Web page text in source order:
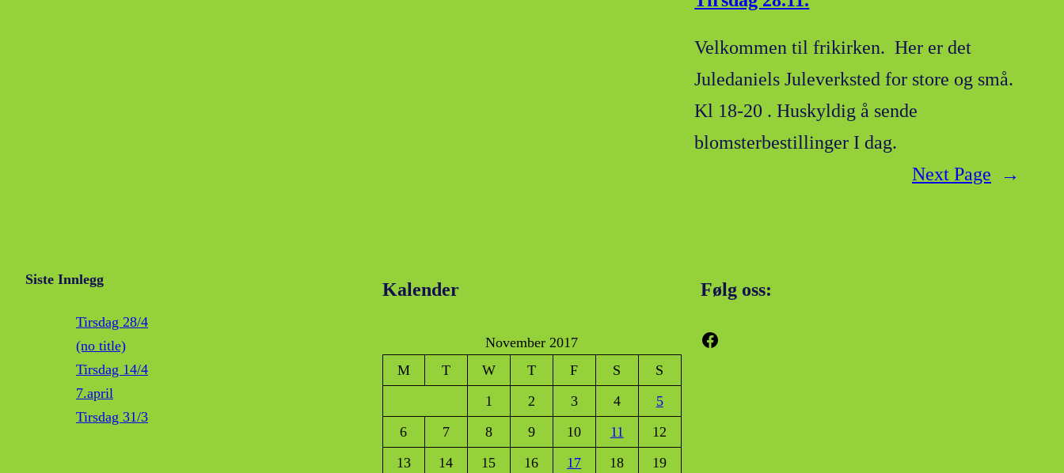
Velkommen til frikirken. Her er det
Juledaniels Juleverksted for store og små.
Kl 18-20 . Huskyldig å sende
blomsterbestillinger I dag.
Next Page
→
Siste Innlegg
Tirsdag 28/4
(no title)
Tirsdag 14/4
7.april
Tirsdag 31/3
Kalender
November 2017
M
T W T F S
S
1
2 3 4
5
6
7 8 9 10 11
12
13
14 15 16 17 18
19
Følg oss:
Facebook